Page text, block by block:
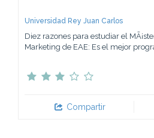
Universidad Rey Juan Carlos
Diez razones para estudiar el
Marketing de EAE: Es el mejor
Compartir